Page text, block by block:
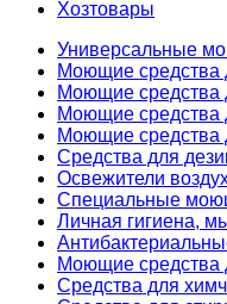
Хозтовары
Универсальные
Моющие средства
Моющие средства
Моющие средства
Моющие средства
Средства для
Освежители
Специальные
Личная гигиена,
Моющие средства
Средства для